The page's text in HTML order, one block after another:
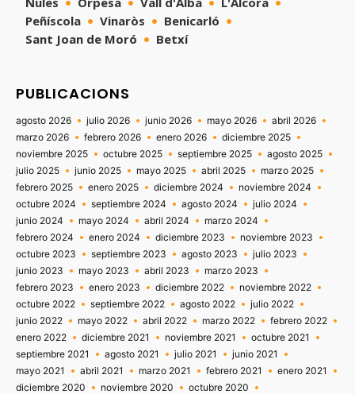
Peñíscola
Vinaròs
Benicarló
Sant Joan de Moró
Betxí
PUBLICACIONS
agosto 2026 julio 2026 junio 2026 mayo 2026
abril 2026
marzo 2026
febrero 2026 enero 2026
diciembre 2025
noviembre 2025
octubre 2025 septiembre 2025
agosto 2025
julio 2025
junio 2025 mayo 2025 abril 2025
marzo 2025
febrero 2025
enero 2025 diciembre 2024
noviembre 2024
octubre 2024
septiembre 2024 agosto 2024
julio 2024
junio 2024
mayo 2024 abril 2024
marzo 2024
febrero 2024
enero 2024 diciembre 2023
noviembre 2023
octubre 2023
septiembre 2023 agosto 2023
julio 2023
junio 2023
mayo 2023 abril 2023
marzo 2023
febrero 2023
enero 2023 diciembre 2022
noviembre 2022
octubre 2022
septiembre 2022 agosto 2022
julio 2022
junio 2022
mayo 2022 abril 2022 marzo 2022
febrero 2022
enero 2022
diciembre 2021 noviembre 2021
octubre 2021
septiembre 2021
agosto 2021 julio 2021
junio 2021
mayo 2021
abril 2021 marzo 2021 febrero 2021
enero 2021
diciembre 2020
noviembre 2020
octubre 2020